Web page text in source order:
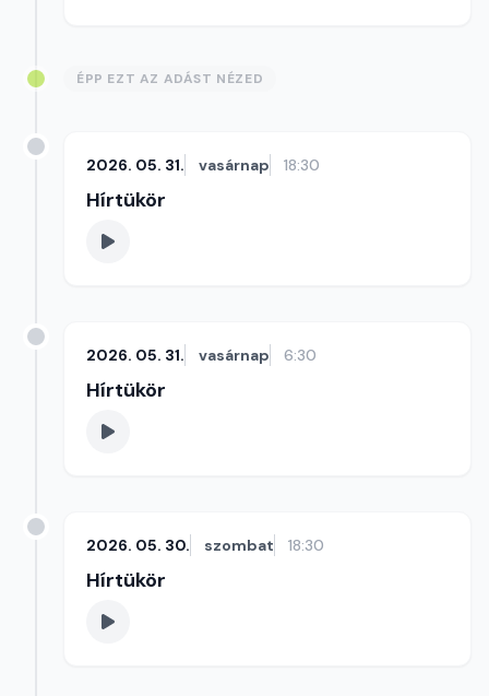
ÉPP EZT AZ ADÁST NÉZED
2026. 05. 31. vasárnap 18:30
Hírtükör
2026. 05. 31. vasárnap 6:30
Hírtükör
2026. 05. 30. szombat 18:30
Hírtükör